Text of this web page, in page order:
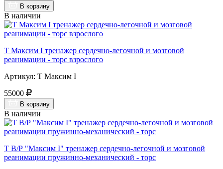
В корзину
В наличии
Т Максим I тренажер сердечно-легочной и мозговой
реанимации - торс взрослого
Артикул: Т Максим I
55000
В корзину
В наличии
Т В/Р "Максим I" тренажер сердечно-легочной и мозговой
реанимации пружинно-механический - торс